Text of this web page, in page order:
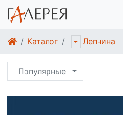
Каталог Лепнина
Популярные